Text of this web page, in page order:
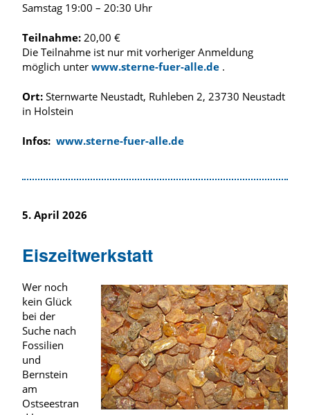
Samstag 19:00 – 20:30 Uhr
Teilnahme: 20,00 €
Die Teilnahme ist nur mit vorheriger Anmeldung
möglich unter www.sterne-fuer-alle.de .
Ort: Sternwarte Neustadt, Ruhleben 2, 23730 Neustadt
in Holstein
Infos: www.sterne-fuer-alle.de
5. April 2026
Eiszeitwerkstatt
Wer noch
kein Glück
bei der
Suche nach
Fossilien
und
Bernstein
am
Ostseestran